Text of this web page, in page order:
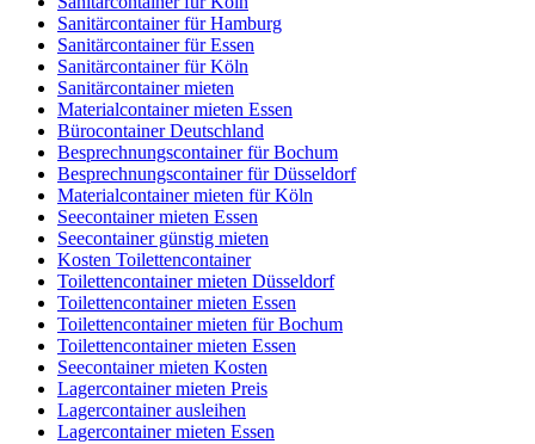
Sanitärcontainer für Hamburg
Sanitärcontainer für Essen
Sanitärcontainer für Köln
Sanitärcontainer mieten
Materialcontainer mieten Essen
Bürocontainer Deutschland
Besprechnungscontainer für Bochum
Besprechnungscontainer für Düsseldorf
Materialcontainer mieten für Köln
Seecontainer mieten Essen
Seecontainer günstig mieten
Kosten Toilettencontainer
Toilettencontainer mieten Düsseldorf
Toilettencontainer mieten Essen
Toilettencontainer mieten für Bochum
Toilettencontainer mieten Essen
Seecontainer mieten Kosten
Lagercontainer mieten Preis
Lagercontainer ausleihen
Lagercontainer mieten Essen